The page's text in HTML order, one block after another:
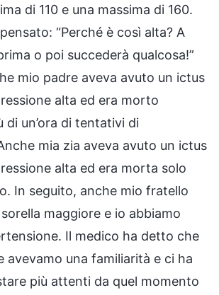
di 110 e una massima di 160.
“Perché è così alta? A
o poi succederà qualcosa!”
mio padre aveva avuto un ictus
alta ed era morto
di un’ora di tentativi di
mia zia aveva avuto un ictus
alta ed era morta solo
In seguito, anche mio fratello
maggiore e io abbiamo
Il medico ha detto che
avevamo una familiarità e ci ha
più attenti da quel momento